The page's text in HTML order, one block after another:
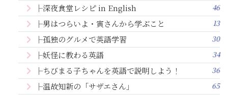
├深夜食堂レシピ in English 46
├男はつらいよ・寅さんから学ぶこと 13
├孤独のグルメで英語学習 30
├妖怪に教わる英語 34
├ちびまる子ちゃんを英語で説明しよう！ 36
├温故知新の「サザエさん」 65